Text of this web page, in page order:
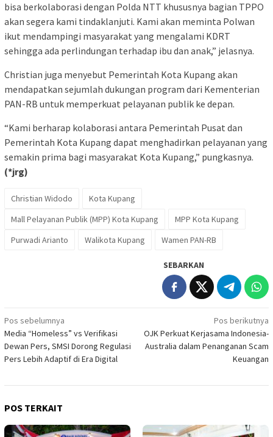
bisa berkolaborasi dengan Polda NTT khususnya bagian TPPO
akan segera kami tindaklanjuti. Kami akan meminta Polwan
ikut mendampingi masyarakat yang mengalami KDRT
sehingga ada perlindungan terhadap ibu dan anak,” jelasnya.
Christian juga menyebut Pemerintah Kota Kupang akan
mendapatkan sejumlah dukungan program dari Kementerian
PAN-RB untuk memperkuat pelayanan publik ke depan.
“Kami berharap kolaborasi antara Pemerintah Pusat dan
Pemerintah Kota Kupang dapat menghadirkan pelayanan yang
semakin prima bagi masyarakat Kota Kupang,” pungkasnya.
(*jrg)
Christian Widodo
Kota Kupang
Mall Pelayanan Publik (MPP) Kota Kupang
MPP Kota Kupang
Purwadi Arianto
Walikota Kupang Wamen PAN-RB
SEBARKAN
Navigasi
pos
Pos sebelumnya
Media “Homeless” vs Verifikasi
Dewan Pers, SMSI Dorong Regulasi
Pers Lebih Adaptif di Era Digital
Pos berikutnya
OJK Perkuat Kerjasama Indonesia-
Australia dalam Penanganan Scam
Keuangan
POS TERKAIT